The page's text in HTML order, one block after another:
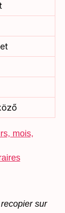
mois,
sur